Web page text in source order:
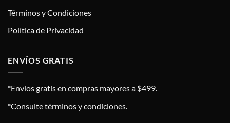
Términos y Condiciones
Política de Privacidad
ENVÍOS GRATIS
*Envíos gratis en compras mayores a $499.
*Consulte términos y condiciones.